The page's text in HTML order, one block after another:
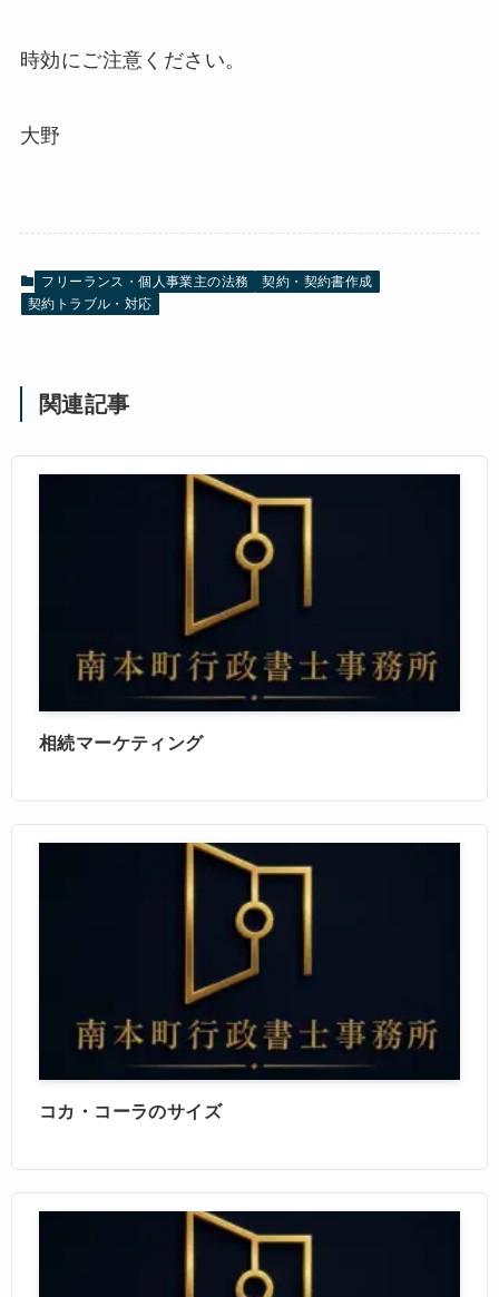
時効にご注意ください。
大野
フリーランス・個人事業主の法務
契約・契約書作成
契約トラブル・対応
関連記事
相続マーケティング
コカ・コーラのサイズ